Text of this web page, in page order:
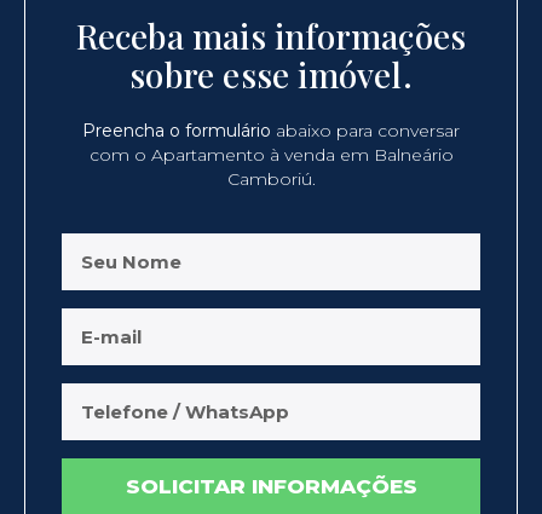
Receba mais informações
sobre esse imóvel.
Preencha o formulário abaixo para conversar
com o Apartamento à venda em Balneário
Camboriú.
SOLICITAR INFORMAÇÕES